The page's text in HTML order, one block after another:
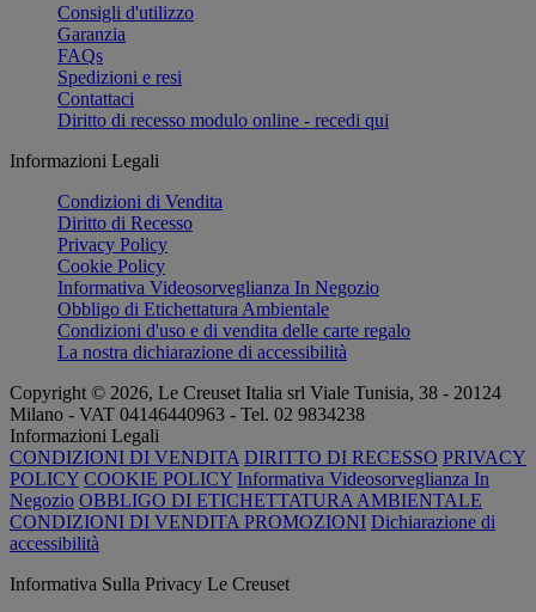
Consigli d'utilizzo
Garanzia
FAQs
Spedizioni e resi
Contattaci
Diritto di recesso modulo online - recedi qui
Informazioni Legali
Condizioni di Vendita
Diritto di Recesso
Privacy Policy
Cookie Policy
Informativa Videosorveglianza In Negozio
Obbligo di Etichettatura Ambientale
Condizioni d'uso e di vendita delle carte regalo
La nostra dichiarazione di accessibilità
Copyright © 2026, Le Creuset Italia srl ​​Viale Tunisia, 38 - 20124
Milano - VAT 04146440963 - Tel. 02 9834238
Informazioni Legali
CONDIZIONI DI VENDITA DIRITTO DI RECESSO PRIVACY
POLICY COOKIE POLICY Informativa Videosorveglianza In
Negozio OBBLIGO DI ETICHETTATURA AMBIENTALE
CONDIZIONI DI VENDITA PROMOZIONI Dichiarazione di
accessibilità
Informativa Sulla Privacy Le Creuset